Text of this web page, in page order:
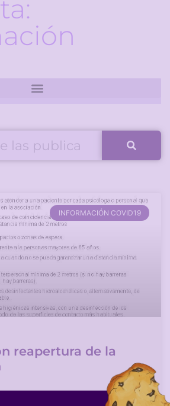
INFORMACIÓN COVID19
reapertura de la
y socias. Nos alegramos de